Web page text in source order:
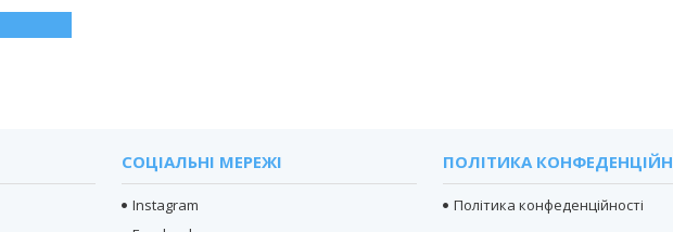
СОЦІАЛЬНІ МЕРЕЖІ
Instagram
ПОЛІТИКА
Політика конфеденційності